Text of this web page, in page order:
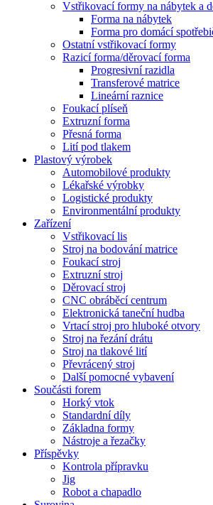
Vstřikovací formy na nábytek a
Forma na nábytek
Forma pro domácí
Ostatní vstřikovací formy
Razicí forma/děrovací forma
Progresivní razidla
Transferové matrice
Lineární raznice
Foukací plíseň
Extruzní forma
Přesná forma
Lití pod tlakem
Plastový výrobek
Automobilové produkty
Lékařské výrobky
Logistické produkty
Environmentální produkty
Zařízení
Vstřikovací lis
Stroj na bodování matrice
Foukací stroj
Extruzní stroj
Děrovací stroj
CNC obráběcí centrum
Elektronická taneční hudba
Vrtací stroj pro hluboké otvory
Stroj na řezání drátu
Stroj na tlakové lití
Převrácený stroj
Další pomocné vybavení
Součásti forem
Horký vtok
Standardní díly
Základna formy
Nástroje a řezačky
Příspěvky
Kontrola přípravku
Jig
Robot a chapadlo